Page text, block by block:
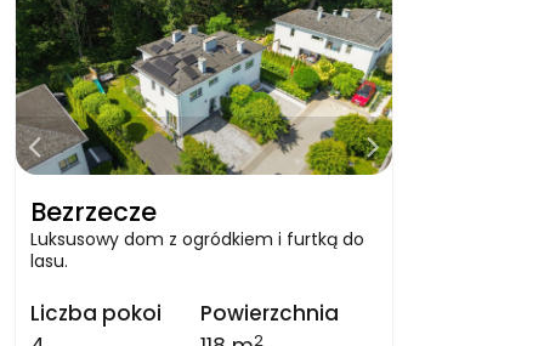
Bezrzecze
Luksusowy dom z ogródkiem i furtką do
lasu.
Liczba pokoi
Powierzchnia
2